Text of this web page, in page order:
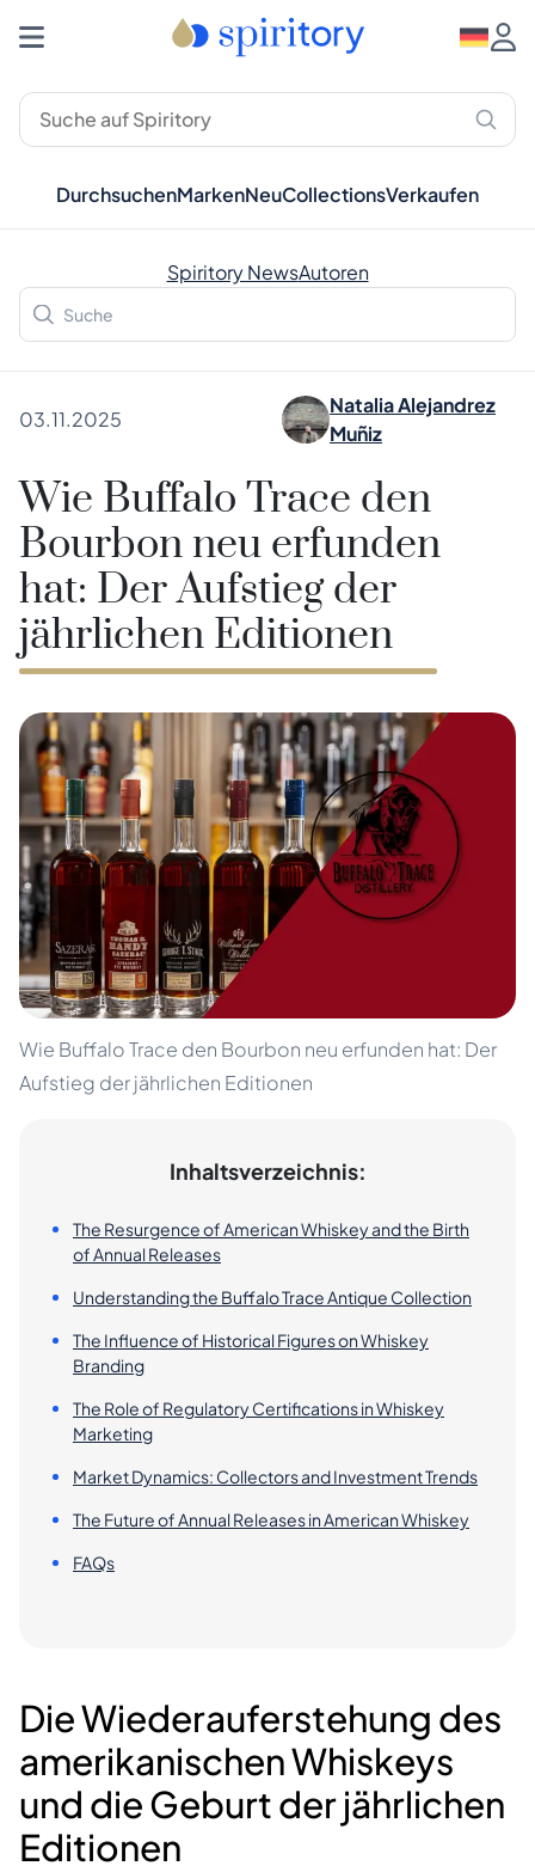
DurchsuchenMarkenNeuCollectionsVerkaufen
Spiritory NewsAutoren
03.11.2025
Natalia Alejandrez
Muñiz
Wie Buffalo Trace den
Bourbon neu erfunden
hat: Der Aufstieg der
jährlichen Editionen
Wie Buffalo Trace den Bourbon neu erfunden hat: Der
Aufstieg der jährlichen Editionen
Inhaltsverzeichnis:
The Resurgence of American Whiskey and the Birth
of Annual Releases
Understanding the Buffalo Trace Antique Collection
The Influence of Historical Figures on Whiskey
Branding
The Role of Regulatory Certifications in Whiskey
Marketing
Market Dynamics: Collectors and Investment Trends
The Future of Annual Releases in American Whiskey
FAQs
Die Wiederauferstehung des
amerikanischen Whiskeys
und die Geburt der jährlichen
Editionen